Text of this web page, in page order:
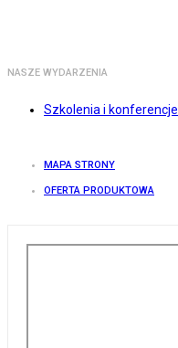
NASZE WYDARZENIA
Szkolenia i konferencje
MAPA STRONY
OFERTA PRODUKTOWA